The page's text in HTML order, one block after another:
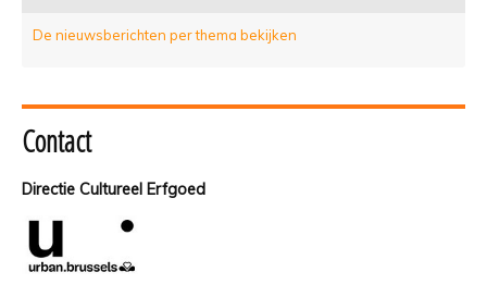
De nieuwsberichten per thema bekijken
Contact
Directie Cultureel Erfgoed